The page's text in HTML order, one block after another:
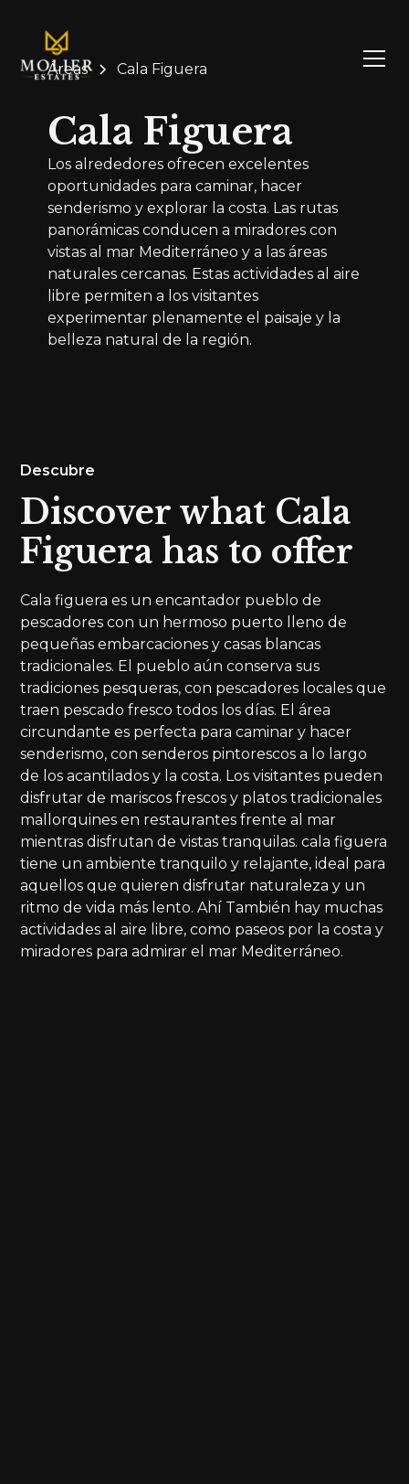
Áreas Cala Figuera
Cala Figuera
Los alrededores ofrecen excelentes
oportunidades para caminar, hacer
senderismo y explorar la costa. Las rutas
panorámicas conducen a miradores con
vistas al mar Mediterráneo y a las áreas
naturales cercanas. Estas actividades al aire
libre permiten a los visitantes
experimentar plenamente el paisaje y la
belleza natural de la región.
Descubre
Discover what Cala
Figuera has to offer
Cala figuera es un encantador pueblo de
pescadores con un hermoso puerto lleno de
pequeñas embarcaciones y casas blancas
tradicionales. El pueblo aún conserva sus
tradiciones pesqueras, con pescadores locales que
traen pescado fresco todos los días. El área
circundante es perfecta para caminar y hacer
senderismo, con senderos pintorescos a lo largo
de los acantilados y la costa. Los visitantes pueden
disfrutar de mariscos frescos y platos tradicionales
mallorquines en restaurantes frente al mar
mientras disfrutan de vistas tranquilas. cala figuera
tiene un ambiente tranquilo y relajante, ideal para
aquellos que quieren disfrutar naturaleza y un
ritmo de vida más lento. Ahí También hay muchas
actividades al aire libre, como paseos por la costa y
miradores para admirar el mar Mediterráneo.